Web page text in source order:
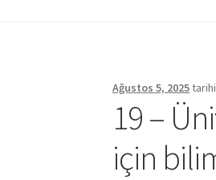
Ağustos 5, 2025
19 –
için